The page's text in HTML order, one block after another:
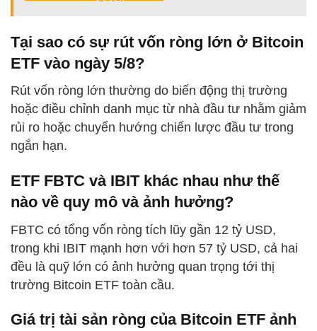
Tại sao có sự rút vốn ròng lớn ở Bitcoin
ETF vào ngày 5/8?
Rút vốn ròng lớn thường do biến động thị trường
hoặc điều chỉnh danh mục từ nhà đầu tư nhằm giảm
rủi ro hoặc chuyển hướng chiến lược đầu tư trong
ngắn hạn.
ETF FBTC và IBIT khác nhau như thế
nào về quy mô và ảnh hưởng?
FBTC có tổng vốn ròng tích lũy gần 12 tỷ USD,
trong khi IBIT mạnh hơn với hơn 57 tỷ USD, cả hai
đều là quỹ lớn có ảnh hưởng quan trọng tới thị
trường Bitcoin ETF toàn cầu.
Giá trị tài sản ròng của Bitcoin ETF ảnh